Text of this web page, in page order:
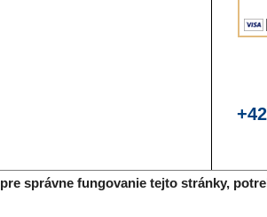
pre správne fungovanie tejto stránky,